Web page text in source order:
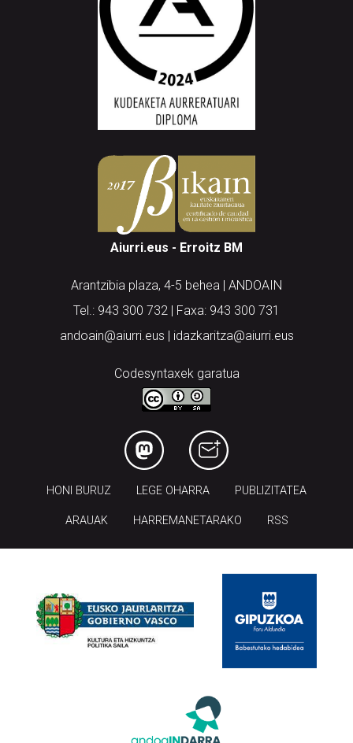
Aiurri.eus - Erroitz BM
Arantzibia plaza, 4-5 behea | ANDOAIN
Tel.: 943 300 732 | Faxa: 943 300 731
andoain@aiurri.eus | idazkaritza@aiurri.eus
Codesyntaxek garatua
HONI BURUZ LEGE OHARRA PUBLIZITATEA
ARAUAK HARREMANETARAKO RSS